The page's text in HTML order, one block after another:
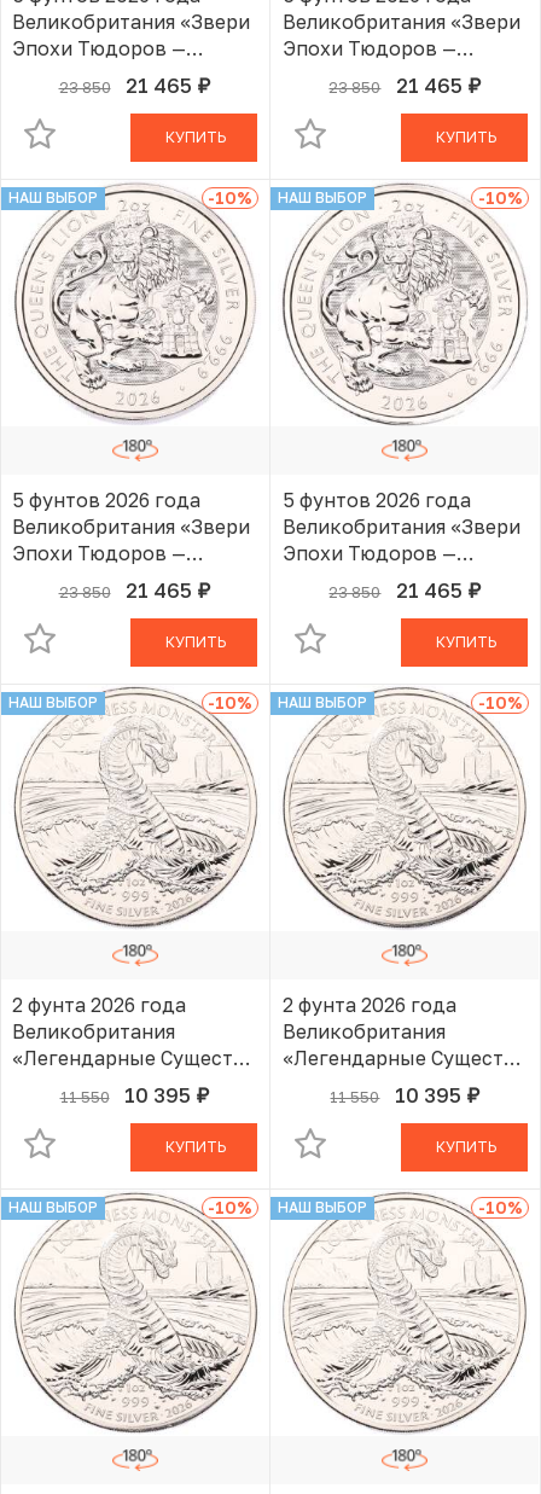
Великобритания «Звери
Эпохи Тюдоров —
Королевский Лев»
23 850 21 465 руб.
В КОРЗИНЕ
КУПИТЬ
Великобритания «Звери
Эпохи Тюдоров —
Королевский Лев»
23 850 21 465 руб.
В КОРЗИНЕ
КУПИТЬ
НАШ ВЫБОР -10%
5 фунтов 2026 года
Великобритания «Звери
Эпохи Тюдоров —
Королевский Лев»
23 850 21 465 руб.
В КОРЗИНЕ
КУПИТЬ
НАШ ВЫБОР -10%
5 фунтов 2026 года
Великобритания «Звери
Эпохи Тюдоров —
Королевский Лев»
23 850 21 465 руб.
В КОРЗИНЕ
КУПИТЬ
НАШ ВЫБОР -10%
2 фунта 2026 года
Великобритания
«Легендарные Существа
— Лох-Несское
чудовище»
11 550 10 395 руб.
В КОРЗИНЕ
КУПИТЬ
НАШ ВЫБОР -10%
2 фунта 2026 года
Великобритания
«Легендарные Существа
— Лох-Несское
чудовище»
11 550 10 395 руб.
В КОРЗИНЕ
КУПИТЬ
НАШ ВЫБОР -10% НАШ ВЫБОР -10%